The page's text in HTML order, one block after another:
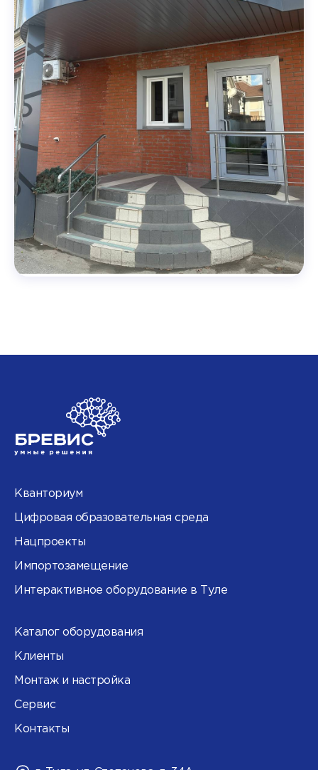
Кванториум
Цифровая образовательная среда
Нацпроекты
Импортозамещение
Интерактивное оборудование в Туле
Каталог оборудования
Клиенты
Монтаж и настройка
Сервис
Контакты